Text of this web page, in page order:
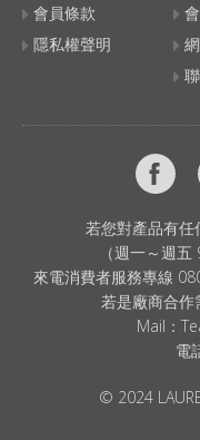
會員條款
隱私權聲明
若您對產品有
（週一～週
來電消費者服務專線
若是廠商合作
Mail：
電
© 2024